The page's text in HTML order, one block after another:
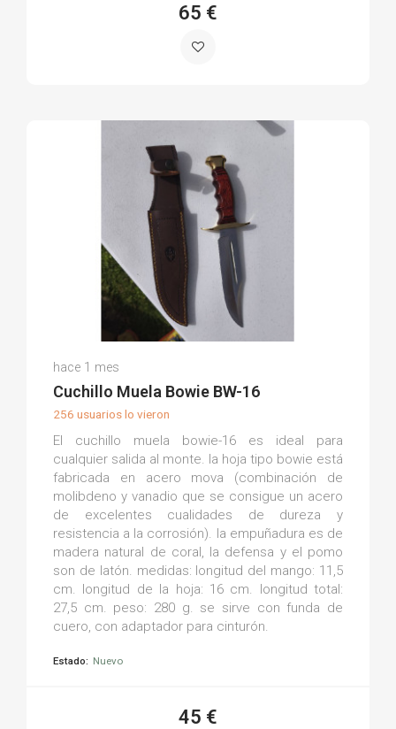
65 €
(0)
hace 1 mes
Cuchillo Muela Bowie BW-16
256 usuarios lo vieron
El cuchillo muela bowie-16 es ideal para
cualquier salida al monte. la hoja tipo bowie está
fabricada en acero mova (combinación de
molibdeno y vanadio que se consigue un acero
de excelentes cualidades de dureza y
resistencia a la corrosión). la empuñadura es de
madera natural de coral, la defensa y el pomo
son de latón. medidas: longitud del mango: 11,5
cm. longitud de la hoja: 16 cm. longitud total:
27,5 cm. peso: 280 g. se sirve con funda de
cuero, con adaptador para cinturón.
Estado: Nuevo
45 €